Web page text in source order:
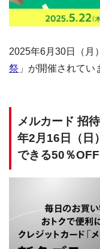
2025年6月30日（月
祭 」が開催されてい
メルカード 招
年2月16日（日
できる50％